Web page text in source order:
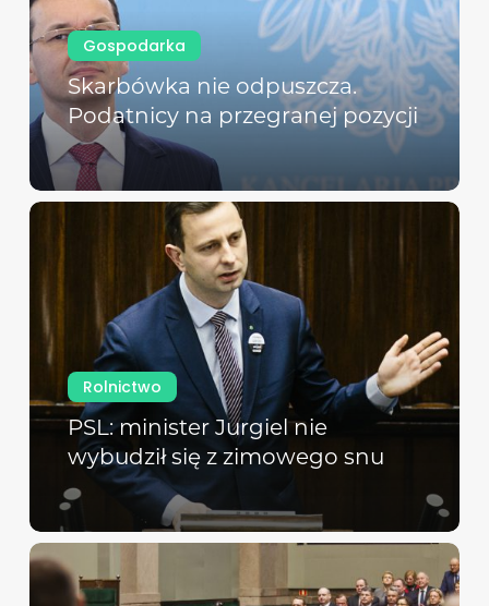
Gospodarka
Skarbówka nie odpuszcza.
Podatnicy na przegranej pozycji
Rolnictwo
PSL: minister Jurgiel nie
wybudził się z zimowego snu